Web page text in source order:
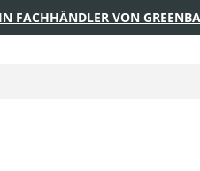
FACHHÄNDLER VON